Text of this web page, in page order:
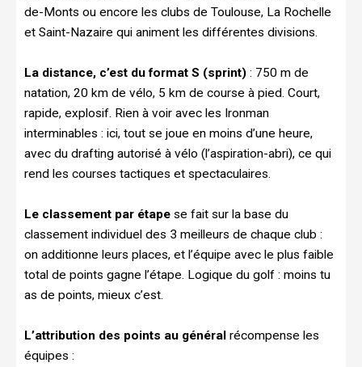
de-Monts ou encore les clubs de Toulouse, La Rochelle
et Saint-Nazaire qui animent les différentes divisions.
La distance, c’est du format S (sprint) : 750 m de
natation, 20 km de vélo, 5 km de course à pied. Court,
rapide, explosif. Rien à voir avec les Ironman
interminables : ici, tout se joue en moins d’une heure,
avec du drafting autorisé à vélo (l’aspiration-abri), ce qui
rend les courses tactiques et spectaculaires.
Le classement par étape se fait sur la base du
classement individuel des 3 meilleurs de chaque club :
on additionne leurs places, et l’équipe avec le plus faible
total de points gagne l’étape. Logique du golf : moins tu
as de points, mieux c’est.
L’attribution des points au général récompense les
équipes :